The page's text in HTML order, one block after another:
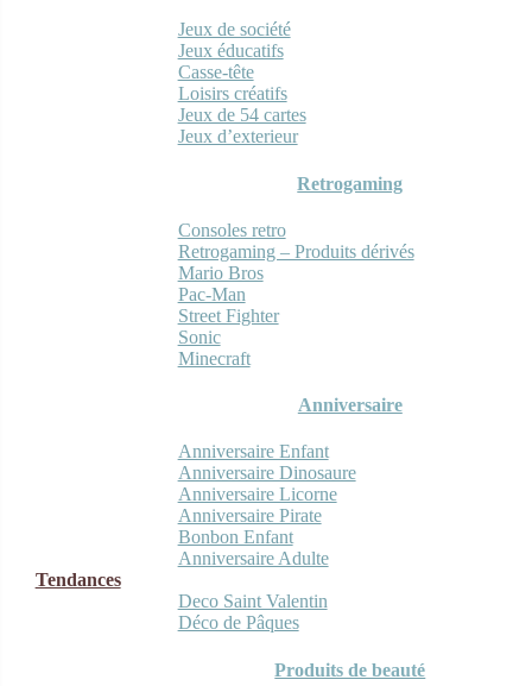
Jeux de société
Jeux éducatifs
Casse-tête
Loisirs créatifs
Jeux de 54 cartes
Jeux d’exterieur
Retrogaming
Consoles retro
Retrogaming – Produits dérivés
Mario Bros
Pac-Man
Street Fighter
Sonic
Minecraft
Anniversaire
Anniversaire Enfant
Anniversaire Dinosaure
Anniversaire Licorne
Anniversaire Pirate
Bonbon Enfant
Anniversaire Adulte
Tendances
Deco Saint Valentin
Déco de Pâques
Produits de beauté